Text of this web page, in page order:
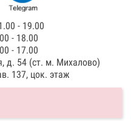
- 19.00
- 18.00
- 17.00
д. 54 (ст. м. Михалово)
137, цок. этаж